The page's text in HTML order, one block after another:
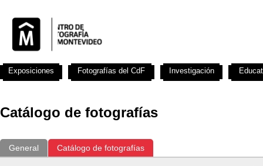
Catálogo de fotografías
General Catálogo de fotografías
Exposiciones Fotografías del CdF Investigación